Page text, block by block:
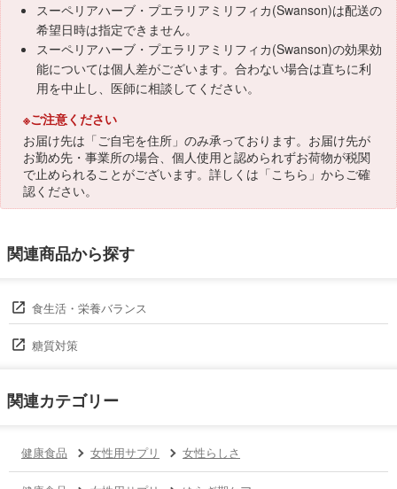
スーペリアハーブ・プエラリアミリフィカ(Swanson)は配送の
希望日時は指定できません。
スーペリアハーブ・プエラリアミリフィカ(Swanson)の効果効
能については個人差がございます。合わない場合は直ちに利
用を中止し、医師に相談してください。
※ご注意ください
お届け先は「ご自宅を住所」のみ承っております。お届け先が
お勤め先・事業所の場合、個人使用と認められずお荷物が税関
で止められることがございます。詳しくは「こちら 」からご確
認ください。
関連商品から探す
食生活・栄養バランス
糖質対策
関連カテゴリー
健康食品 女性用サプリ 女性らしさ